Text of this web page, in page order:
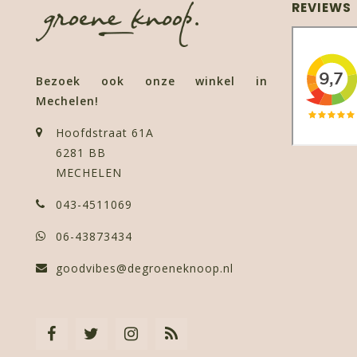
Bezoek ook onze winkel in
Mechelen!
Hoofdstraat 61A
6281 BB
MECHELEN
043-4511069
06-43873434
goodvibes@degroeneknoop.nl
REVIEWS